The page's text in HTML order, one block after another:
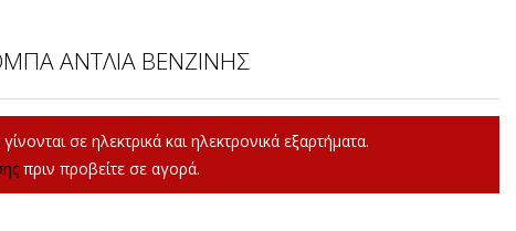
ΑΝΤΛΙΑ ΒΕΝΖΙΝΗΣ
σε ηλεκτρικά και ηλεκτρονικά εξαρτήματα.
πριν προβείτε σε αγορά.